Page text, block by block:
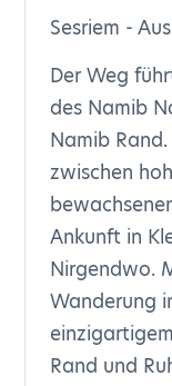
Sesriem - Aus
Der Weg
des Namib
Namib
zwischen
Ankunft in
Nirgendwo.
Wanderung
Rand und